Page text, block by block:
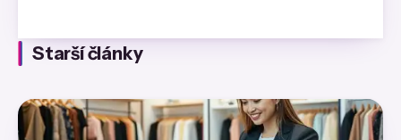
Starší články